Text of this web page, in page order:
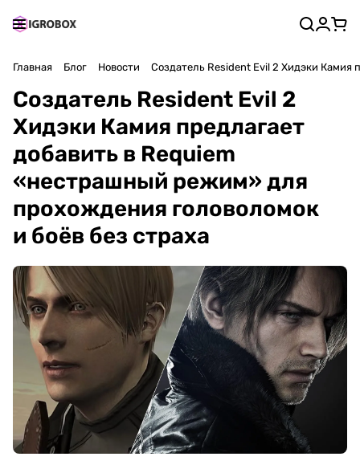
Главная Блог Новости Создатель Resident Evil 2 Хидэки Камия
Создатель Resident Evil 2
Хидэки Камия предлагает
добавить в Requiem
«нестрашный режим» для
прохождения головоломок
и боёв без страха